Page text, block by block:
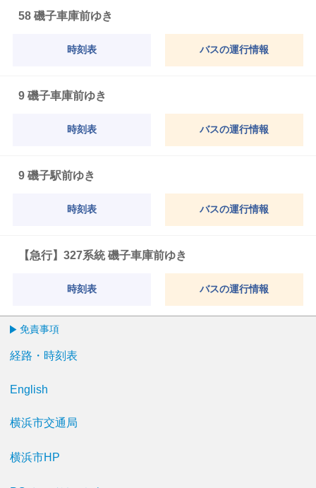
58 磯子車庫前ゆき
時刻表 バスの運行情報
9 磯子車庫前ゆき
時刻表 バスの運行情報
9 磯子駅前ゆき
時刻表 バスの運行情報
【急行】327系統 磯子車庫前ゆき
時刻表 バスの運行情報
免責事項
経路・時刻表
English
横浜市交通局
横浜市HP